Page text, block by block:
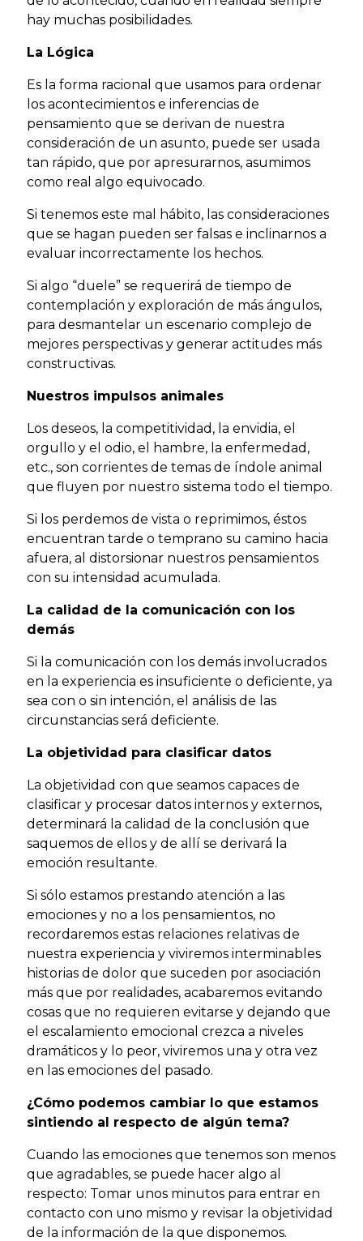
hay muchas posibilidades.
La Lógica
Es la forma racional que usamos para ordenar
los acontecimientos e inferencias de
pensamiento que se derivan de nuestra
consideración de un asunto, puede ser usada
tan rápido, que por apresurarnos, asumimos
como real algo equivocado.
Si tenemos este mal hábito, las consideraciones
que se hagan pueden ser falsas e inclinarnos a
evaluar incorrectamente los hechos.
Si algo “duele” se requerirá de tiempo de
contemplación y exploración de más ángulos,
para desmantelar un escenario complejo de
mejores perspectivas y generar actitudes más
constructivas.
Nuestros impulsos animales
Los deseos, la competitividad, la envidia, el
orgullo y el odio, el hambre, la enfermedad,
etc., son corrientes de temas de índole animal
que fluyen por nuestro sistema todo el tiempo.
Si los perdemos de vista o reprimimos, éstos
encuentran tarde o temprano su camino hacia
afuera, al distorsionar nuestros pensamientos
con su intensidad acumulada.
La calidad de la comunicación con los
demás
Si la comunicación con los demás involucrados
en la experiencia es insuficiente o deficiente, ya
sea con o sin intención, el análisis de las
circunstancias será deficiente.
La objetividad para clasificar datos
La objetividad con que seamos capaces de
clasificar y procesar datos internos y externos,
determinará la calidad de la conclusión que
saquemos de ellos y de allí se derivará la
emoción resultante.
Si sólo estamos prestando atención a las
emociones y no a los pensamientos, no
recordaremos estas relaciones relativas de
nuestra experiencia y viviremos interminables
historias de dolor que suceden por asociación
más que por realidades, acabaremos evitando
cosas que no requieren evitarse y dejando que
el escalamiento emocional crezca a niveles
dramáticos y lo peor, viviremos una y otra vez
en las emociones del pasado.
¿Cómo podemos cambiar lo que estamos
sintiendo al respecto de algún tema?
Cuando las emociones que tenemos son menos
que agradables, se puede hacer algo al
respecto: Tomar unos minutos para entrar en
contacto con uno mismo y revisar la objetividad
de la información de la que disponemos.